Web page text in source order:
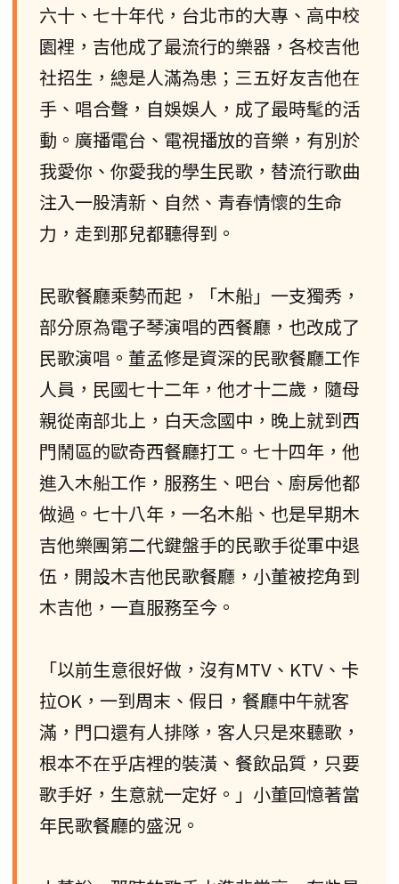
六十、七十年代，台北市的大專、高中校
園裡，吉他成了最流行的樂器，各校吉他
社招生，總是人滿為患；三五好友吉他在
手、唱合聲，自娛娛人，成了最時髦的活
動。廣播電台、電視播放的音樂，有別於
我愛你、你愛我的學生民歌，替流行歌曲
注入一股清新、自然、青春情懷的生命
力，走到那兒都聽得到。
民歌餐廳乘勢而起，「木船」一支獨秀，
部分原為電子琴演唱的西餐廳，也改成了
民歌演唱。董孟修是資深的民歌餐廳工作
人員，民國七十二年，他才十二歲，隨母
親從南部北上，白天念國中，晚上就到西
門鬧區的歐奇西餐廳打工。七十四年，他
進入木船工作，服務生、吧台、廚房他都
做過。七十八年，一名木船、也是早期木
吉他樂團第二代鍵盤手的民歌手從軍中退
伍，開設木吉他民歌餐廳，小董被挖角到
木吉他，一直服務至今。
「以前生意很好做，沒有MTV、KTV、卡
拉OK，一到周末、假日，餐廳中午就客
滿，門口還有人排隊，客人只是來聽歌，
根本不在乎店裡的裝潢、餐飲品質，只要
歌手好，生意就一定好。」小董回憶著當
年民歌餐廳的盛況。